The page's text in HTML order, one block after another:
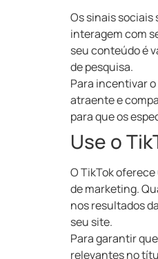
Os sinais sociais
interagem com
seu conteúdo é
de pesquisa.
Para incentivar
atraente e
para que os
Use o
O TikTok
de marketing.
nos resultados
seu site.
Para garantir
relevantes no